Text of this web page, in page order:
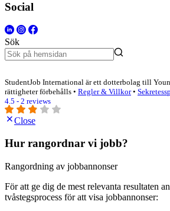
Social
Sök
StudentJob International är ett dotterbolag till
rättigheter förbehålls • Regler & Villkor•
4.5 - 2 reviews
Close
Hur rangordnar vi jobb?
Rangordning av jobbannonser
För att ge dig de mest relevanta resultaten
tvåstegsprocess för att visa jobbannonser: